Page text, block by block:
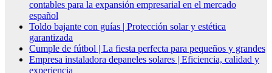
contables para la expansión empresarial en el mercado
español
Toldo bajante con guías | Protección solar y estética
garantizada
Cumple de fútbol | La fiesta perfecta para pequeños y grandes
Empresa instaladora depaneles solares | Eficiencia, calidad y
experiencia